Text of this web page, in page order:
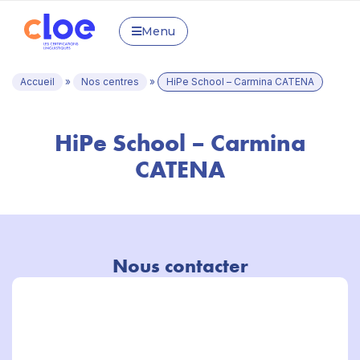
Menu
Accueil » Nos centres » HiPe School – Carmina CATENA
HiPe School – Carmina
CATENA
Nous contacter